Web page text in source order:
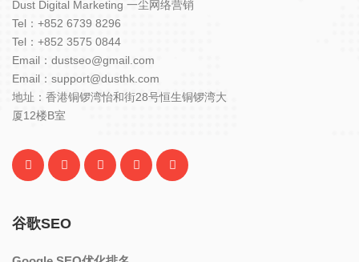
Dust Digital Marketing 一尘网络营销
Tel：+852 6739 8296
Tel：+852 3575 0844
Email：dustseo@gmail.com
Email：support@dusthk.com
地址：香港铜锣湾怡和街28号恒生铜锣湾大
厦12楼B室
谷歌SEO